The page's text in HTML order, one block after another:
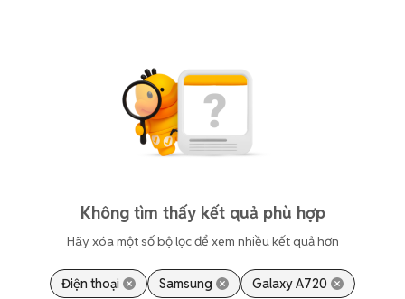
Không tìm thấy kết quả phù hợp
Hãy xóa một số bộ lọc để xem nhiều kết quả hơn
Điện thoại Samsung Galaxy A720